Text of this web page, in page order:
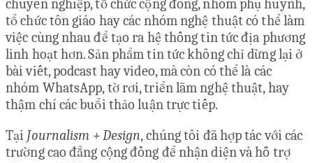
chuyên nghiệp, tổ chức cộng đồng, nhóm phụ huynh,
tổ chức tôn giáo hay các nhóm nghệ thuật có thể làm
việc cùng nhau để tạo ra hệ thống tin tức địa phương
linh hoạt hơn. Sản phẩm tin tức không chỉ dừng lại ở
bài viết, podcast hay video, mà còn có thể là các
nhóm WhatsApp, tờ rơi, triển lãm nghệ thuật, hay
thậm chí các buổi thảo luận trực tiếp.
Tại Journalism + Design, chúng tôi đã hợp tác với các
trường cao đẳng cộng đồng để nhận diện và hỗ trợ